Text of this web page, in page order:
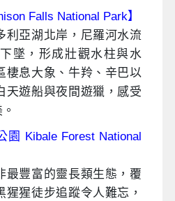
Falls National Park】
利亞湖北岸，尼羅河水流
墜，形成壯觀水柱與水
棲息大象、牛羚、辛巴以
天遊船與夜間遊獵，感受
園 Kibale Forest National
最豐富的靈長類生態，覆
猩猩徒步追蹤令人難忘，